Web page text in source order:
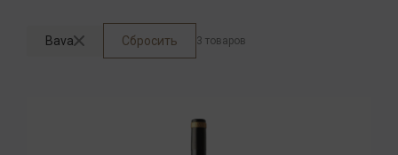
Bava Сбросить 3 товаров